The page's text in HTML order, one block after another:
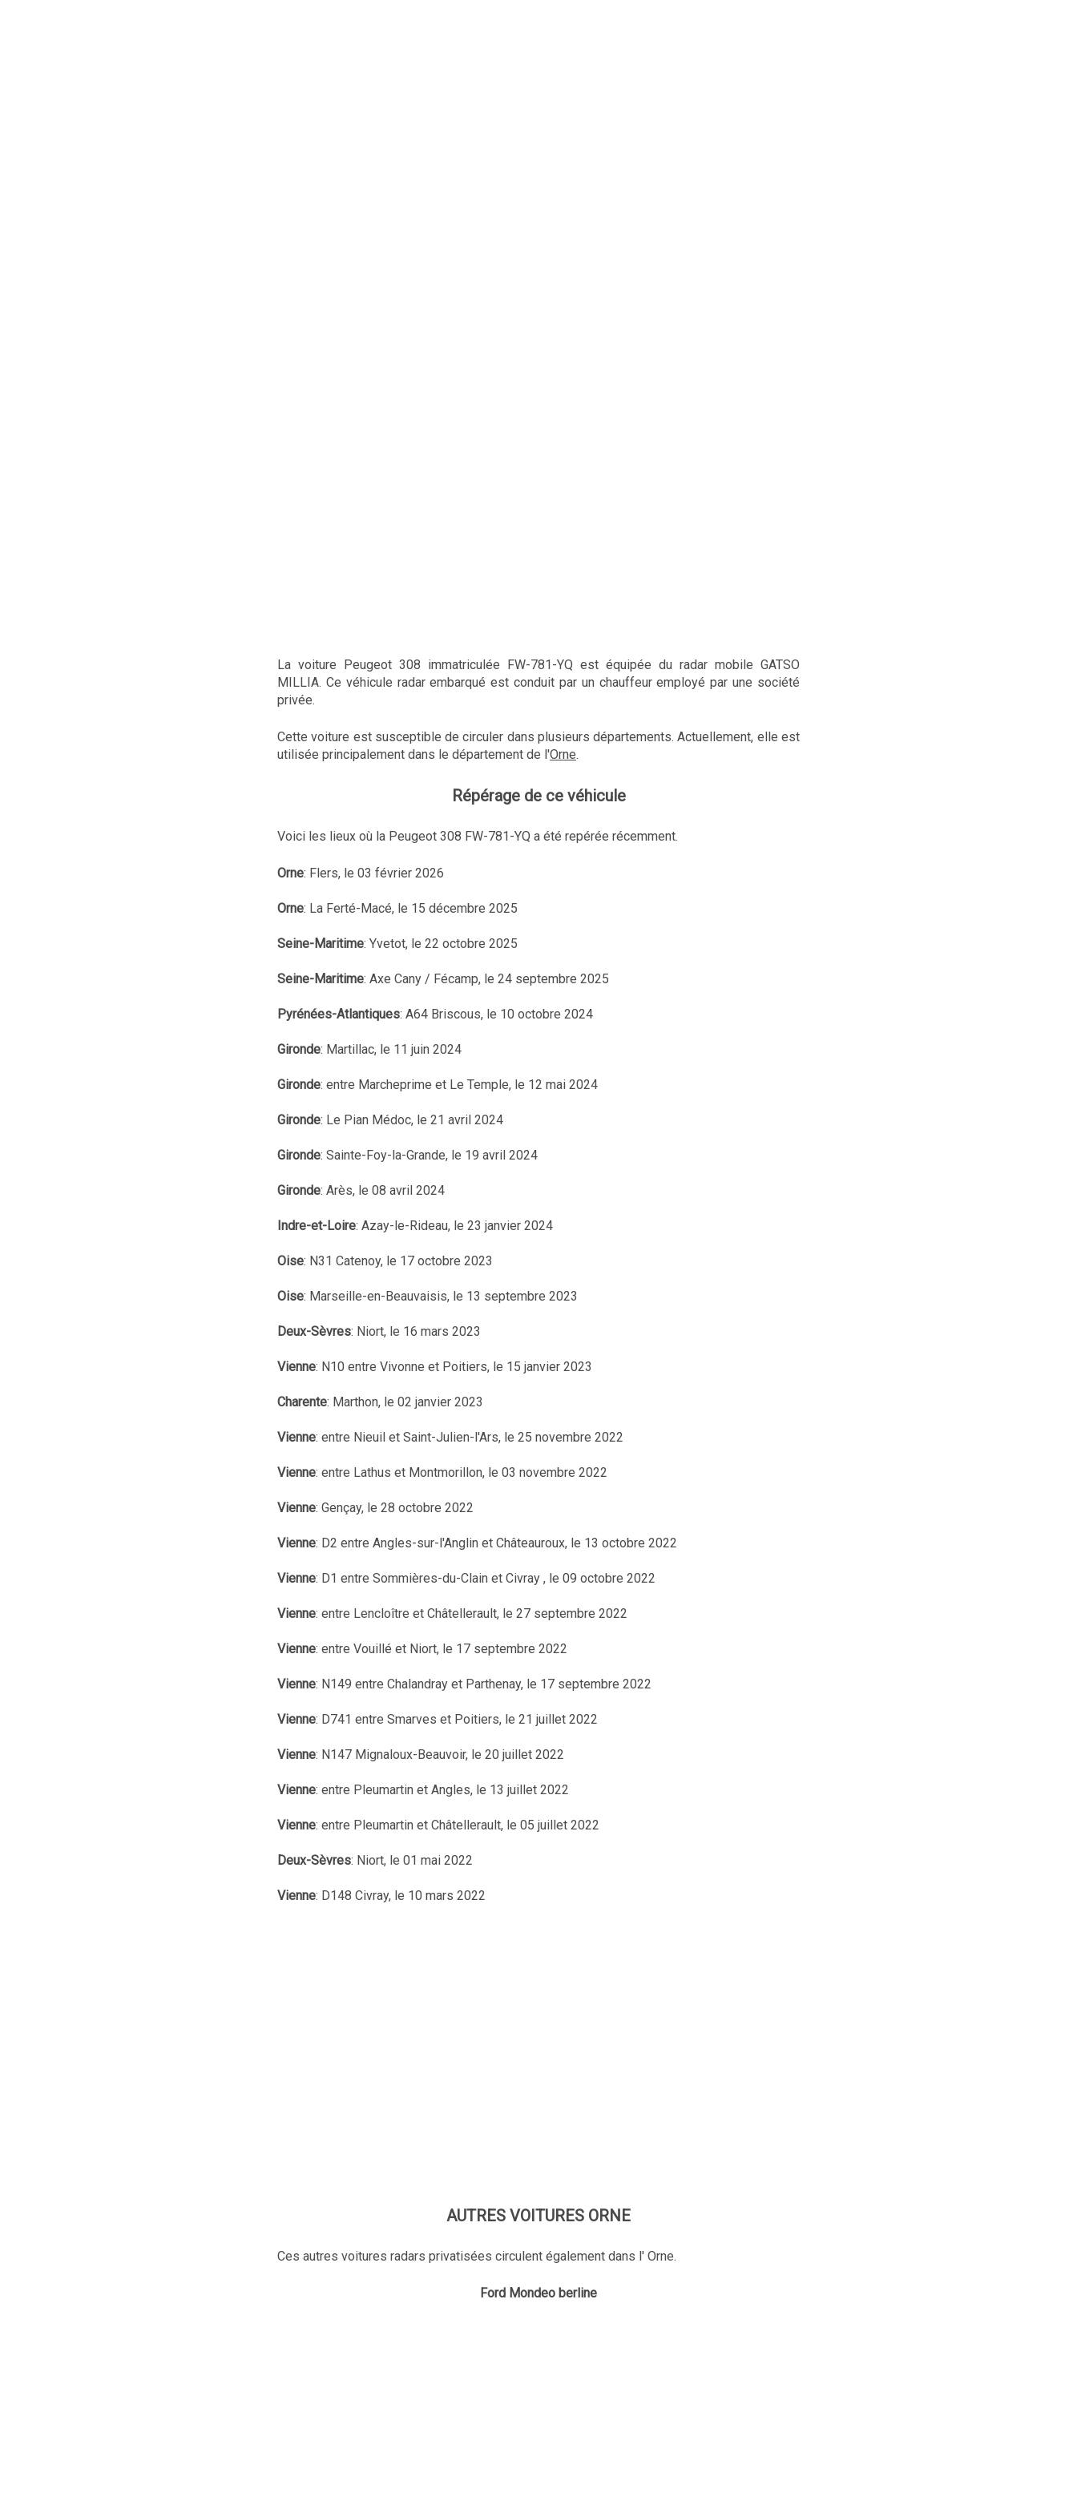
La voiture Peugeot 308 immatriculée FW-781-YQ est équipée du radar mobile GATSO
MILLIA. Ce véhicule radar embarqué est conduit par un chauffeur employé par une société
privée.
Cette voiture est susceptible de circuler dans plusieurs départements. Actuellement, elle est
utilisée principalement dans le département de l'Orne.
Répérage de ce véhicule
Voici les lieux où la Peugeot 308 FW-781-YQ a été repérée récemment.
Orne: Flers, le 03 février 2026
Orne: La Ferté-Macé, le 15 décembre 2025
Seine-Maritime: Yvetot, le 22 octobre 2025
Seine-Maritime: Axe Cany / Fécamp, le 24 septembre 2025
Pyrénées-Atlantiques: A64 Briscous, le 10 octobre 2024
Gironde: Martillac, le 11 juin 2024
Gironde: entre Marcheprime et Le Temple, le 12 mai 2024
Gironde: Le Pian Médoc, le 21 avril 2024
Gironde: Sainte-Foy-la-Grande, le 19 avril 2024
Gironde: Arès, le 08 avril 2024
Indre-et-Loire: Azay-le-Rideau, le 23 janvier 2024
Oise: N31 Catenoy, le 17 octobre 2023
Oise: Marseille-en-Beauvaisis, le 13 septembre 2023
Deux-Sèvres: Niort, le 16 mars 2023
Vienne: N10 entre Vivonne et Poitiers, le 15 janvier 2023
Charente: Marthon, le 02 janvier 2023
Vienne: entre Nieuil et Saint-Julien-l'Ars, le 25 novembre 2022
Vienne: entre Lathus et Montmorillon, le 03 novembre 2022
Vienne: Gençay, le 28 octobre 2022
Vienne: D2 entre Angles-sur-l'Anglin et Châteauroux, le 13 octobre 2022
Vienne: D1 entre Sommières-du-Clain et Civray , le 09 octobre 2022
Vienne: entre Lencloître et Châtellerault, le 27 septembre 2022
Vienne: entre Vouillé et Niort, le 17 septembre 2022
Vienne: N149 entre Chalandray et Parthenay, le 17 septembre 2022
Vienne: D741 entre Smarves et Poitiers, le 21 juillet 2022
Vienne: N147 Mignaloux-Beauvoir, le 20 juillet 2022
Vienne: entre Pleumartin et Angles, le 13 juillet 2022
Vienne: entre Pleumartin et Châtellerault, le 05 juillet 2022
Deux-Sèvres: Niort, le 01 mai 2022
Vienne: D148 Civray, le 10 mars 2022
AUTRES VOITURES ORNE
Ces autres voitures radars privatisées circulent également dans l' Orne.
Ford Mondeo berline